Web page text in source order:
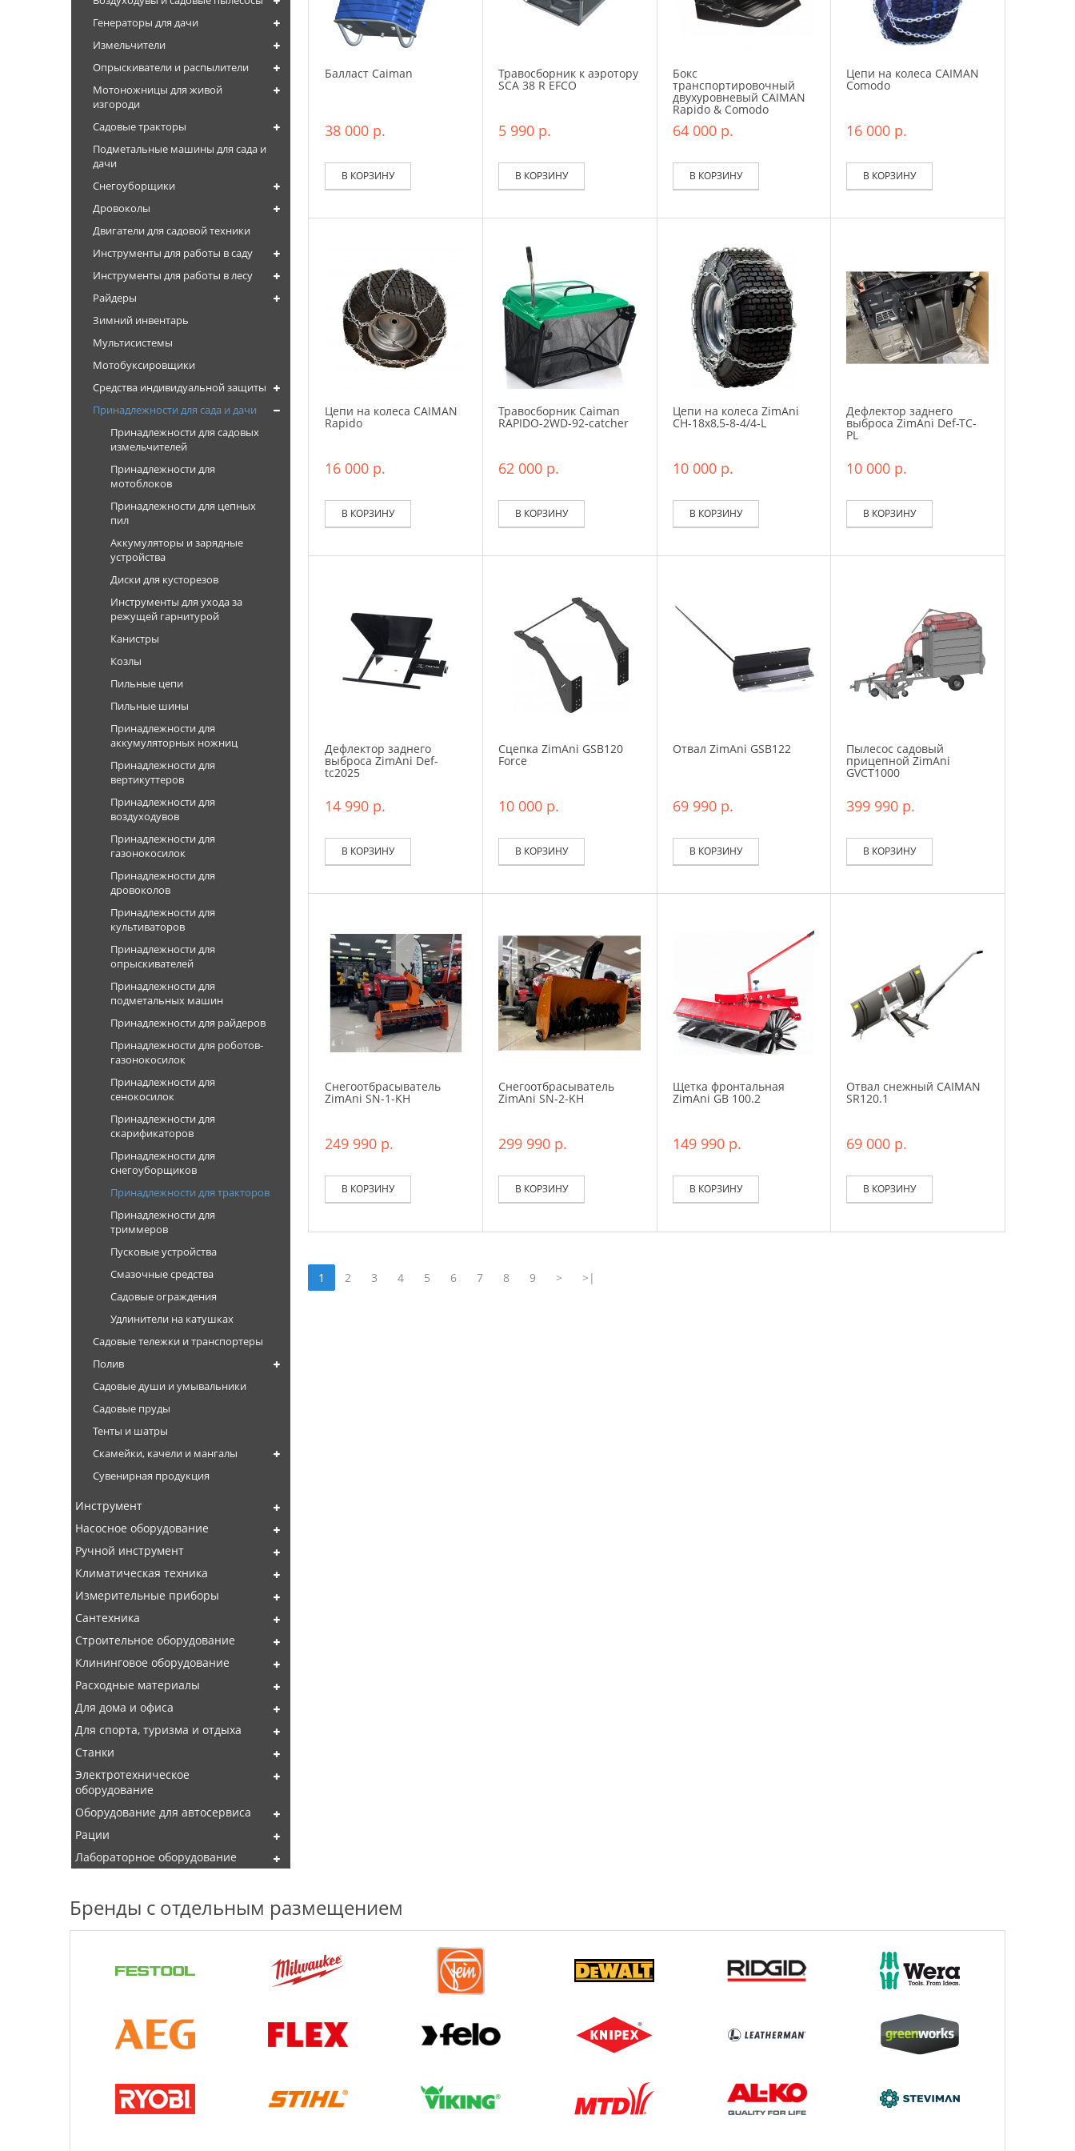
Генераторы для дачи
Измельчители
Опрыскиватели и распылители
Мотоножницы для живой
изгороди
Садовые тракторы
Подметальные машины для сада и
дачи
Снегоуборщики
Дровоколы
Двигатели для садовой техники
Инструменты для работы в саду
Инструменты для работы в лесу
Райдеры
Зимний инвентарь
Мультисистемы
Мотобуксировщики
Средства индивидуальной защиты
Принадлежности для сада и дачи
Принадлежности для садовых
измельчителей
Принадлежности для
мотоблоков
Принадлежности для цепных
пил
Аккумуляторы и зарядные
устройства
Диски для кусторезов
Инструменты для ухода за
режущей гарнитурой
Канистры
Козлы
Пильные цепи
Пильные шины
Принадлежности для
аккумуляторных ножниц
Принадлежности для
вертикуттеров
Принадлежности для
воздуходувов
Принадлежности для
газонокосилок
Принадлежности для
дровоколов
Принадлежности для
культиваторов
Принадлежности для
опрыскивателей
Принадлежности для
подметальных машин
Принадлежности для райдеров
Принадлежности для роботов-
газонокосилок
Принадлежности для
сенокосилок
Принадлежности для
скарификаторов
Принадлежности для
снегоуборщиков
Принадлежности для тракторов
Принадлежности для
триммеров
Пусковые устройства
Смазочные средства
Садовые ограждения
Удлинители на катушках
Садовые тележки и транспортеры
Полив
Садовые души и умывальники
Садовые пруды
Тенты и шатры
Скамейки, качели и мангалы
Сувенирная продукция
Инструмент
Насосное оборудование
Ручной инструмент
Климатическая техника
Измерительные приборы
Сантехника
Строительное оборудование
Клининговое оборудование
Расходные материалы
Для дома и офиса
Для спорта, туризма и отдыха
Станки
Электротехническое
оборудование
Оборудование для автосервиса
Рации
Лабораторное оборудование
Балласт Caiman
38 000 р.
В КОРЗИНУ
Травосборник к аэротору
SCA 38 R EFCO
5 990 р.
В КОРЗИНУ
Бокс
транспортировочный
двухуровневый CAIMAN
Rapido & Comodo
64 000 р.
В КОРЗИНУ
Цепи на колеса CAIMAN
Comodo
16 000 р.
В КОРЗИНУ
Цепи на колеса CAIMAN
Rapido
16 000 р.
В КОРЗИНУ
Травосборник Caiman
RAPIDO-2WD-92-catcher
62 000 р.
В КОРЗИНУ
Цепи на колеса ZimAni
CH-18x8,5-8-4/4-L
10 000 р.
В КОРЗИНУ
Дефлектор заднего
выброса ZimAni Def-TC-
PL
10 000 р.
В КОРЗИНУ
Дефлектор заднего
выброса ZimAni Def-
tc2025
14 990 р.
В КОРЗИНУ
Сцепка ZimAni GSB120
Force
10 000 р.
В КОРЗИНУ
Отвал ZimAni GSB122
69 990 р.
В КОРЗИНУ
Пылесос садовый
прицепной ZimAni
GVCT1000
399 990 р.
В КОРЗИНУ
Снегоотбрасыватель
ZimAni SN-1-KH
249 990 р.
В КОРЗИНУ
Снегоотбрасыватель
ZimAni SN-2-KH
299 990 р.
В КОРЗИНУ
Щетка фронтальная
ZimAni GB 100.2
149 990 р.
В КОРЗИНУ
Отвал снежный CAIMAN
SR120.1
69 000 р.
В КОРЗИНУ
1 2 3 4 5 6 7 8 9 > >|
Бренды с отдельным размещением